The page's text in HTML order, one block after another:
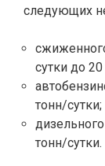
следующих
сутки до
тонн/сутки;
тонн/сутки.